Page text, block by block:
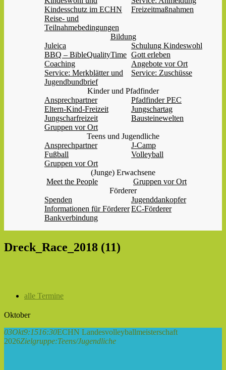
Kindesschutz im ECHN
Freizeitmaßnahmen
Reise- und
Teilnahmebedingungen
Bildung
Juleica
Schulung Kindeswohl
BBQ – BibleQualityTime Gott erleben
Coaching
Angebote vor Ort
Service: Merkblätter und
Jugendbundbrief
Service: Zuschüsse
Kinder und Pfadfinder
Ansprechpartner
Pfadfinder PEC
Eltern-Kind-Freizeit
Jungschartag
Jungscharfreizeit
Bausteinewelten
Gruppen vor Ort
Teens und Jugendliche
Ansprechpartner
J-Camp
Fußball
Volleyball
Gruppen vor Ort
(Junge) Erwachsene
Meet the People
Gruppen vor Ort
Förderer
Spenden
Jugenddankopfer
Informationen für FördererEC-Förderer
Bankverbindung
Dreck_Race_2018 (11)
alle Termine
Oktober
03Okt9:1516:30ECHN Landesvolleyballmeisterschaft
2026Zielgruppe:Teens/Jugendliche